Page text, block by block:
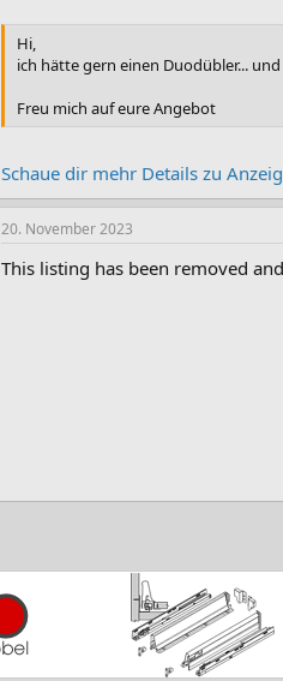
Hi,
ich hätte gern einen Duodübler...
Freu mich auf eure Angebot
Schaue dir mehr Details zu
20. November 2023
This listing has been removed